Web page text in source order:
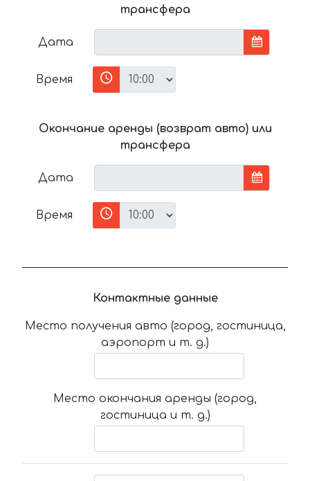
трансфера
Дата
Время
Окончание аренды (возврат авто) или
трансфера
Дата
Время
Контактные данные
Место получения авто (город, гостиница,
аэропорт и т. д.)
Место окончания аренды (город,
гостиница и т. д.)